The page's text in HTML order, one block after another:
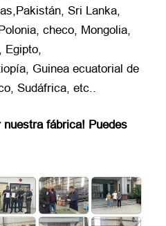
Sri Lanka,
checo, Mongolia,
Egipto,
Guinea ecuatorial de
Sudáfrica, etc..
fábrica! Puedes